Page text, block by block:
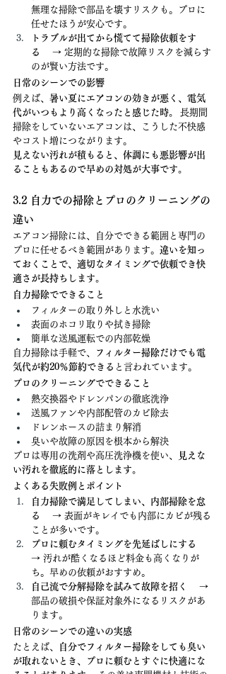
無理な掃除で部品を壊すリスクも。プロに
任せたほうが安心です。
トラブルが出てから慌てて掃除依頼をす
る
→ 定期的な掃除で故障リスクを減らす
のが賢い方法です。
日常のシーンでの影響
例えば、 暑い夏にエアコンの効きが悪く、電気
代がいつもより高くなったと感じた時。
長期間
掃除をしていないエアコンは、こうした不快感
やコスト増につながります。
見えない汚れが積もると、体調にも悪影響が出
ることもあるので早めの対処が大事です。
3.2 自力での掃除とプロのクリーニングの
違い
エアコン掃除には、自分でできる範囲と専門の
プロに任せるべき範囲があります。 違いを知っ
ておくことで、適切なタイミングで依頼でき快
適さが長持ちします。
自力掃除でできること
フィルターの取り外しと水洗い
表面のホコリ取りや拭き掃除
簡単な送風運転での内部乾燥
自力掃除は手軽で、
フィルター掃除だけでも電
気代が約20％節約できる と言われています。
プロのクリーニングでできること
熱交換器やドレンパンの徹底洗浄
送風ファンや内部配管のカビ除去
ドレンホースの詰まり解消
臭いや故障の原因を根本から解決
プロは専用の洗剤や高圧洗浄機を使い、
見えな
い汚れを徹底的に落とします。
よくある失敗例とポイント
自力掃除で満足してしまい、内部掃除を怠
る
→ 表面がキレイでも内部にカビが残る
ことが多いです。
プロに頼むタイミングを先延ばしにする
→ 汚れが酷くなるほど料金も高くなりが
ち。早めの依頼がおすすめ。
自己流で分解掃除を試みて故障を招く
→
部品の破損や保証対象外になるリスクがあ
ります。
日常のシーンでの違いの実感
たとえば、
自分でフィルター掃除をしても臭い
が取れないとき、プロに頼むとすぐに快適にな